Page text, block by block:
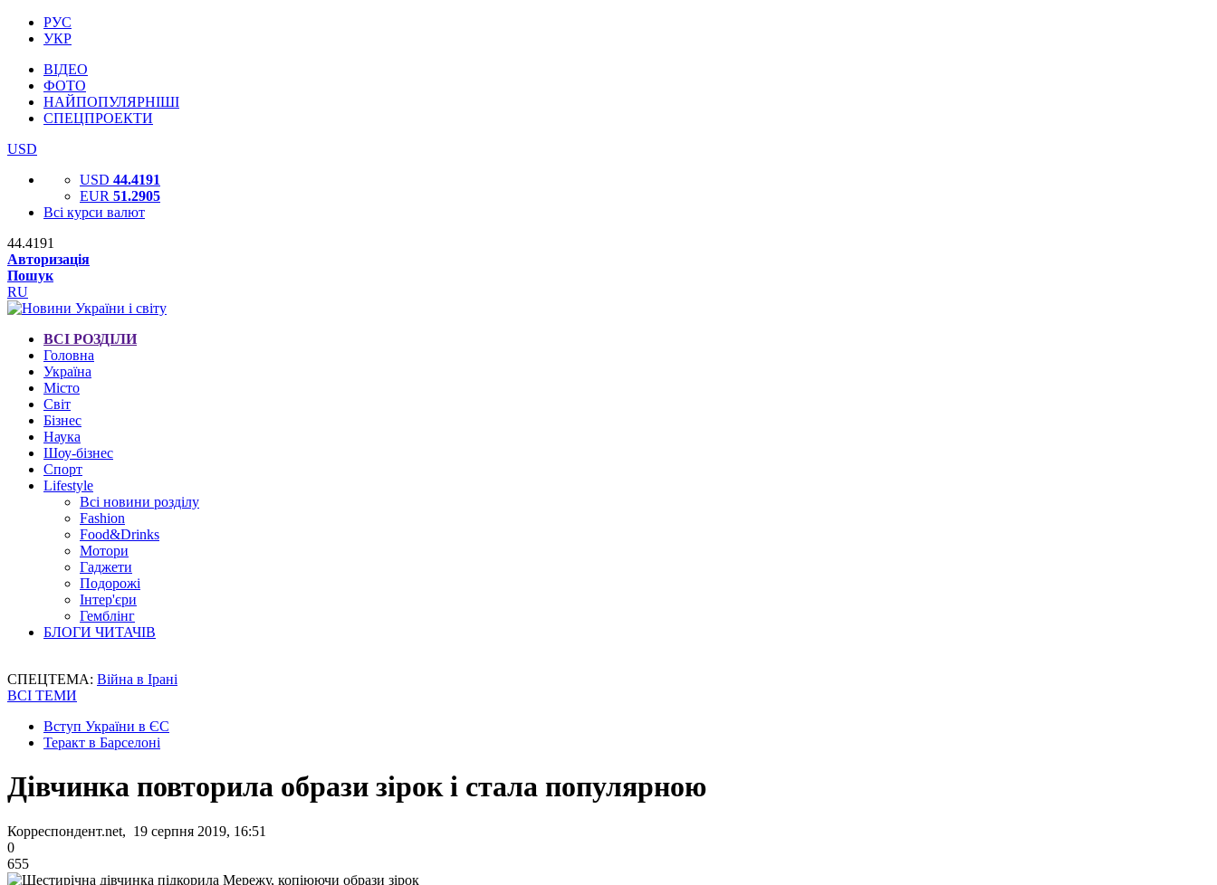
РУС
УКР
ВІДЕО
ФОТО
НАЙПОПУЛЯРНІШІ
СПЕЦПРОЕКТИ
USD
USD 44.4191
EUR 51.2905
Всі курси валют
44.4191
Авторизація
Пошук
RU
ВСІ РОЗДІЛИ
Головна
Україна
Місто
Світ
Бізнес
Наука
Шоу-бізнес
Спорт
Lifestyle
Всі новини розділу
Fashion
Food&Drinks
Мотори
Гаджети
Подорожі
Інтер'єри
Гемблінг
БЛОГИ ЧИТАЧІВ
СПЕЦТЕМА: Війна в Ірані
ВСІ ТЕМИ
Вступ України в ЄС
Теракт в Барселоні
Дівчинка повторила образи зірок і стала популярною
Корреспондент.net, 19 серпня 2019, 16:51
0
655